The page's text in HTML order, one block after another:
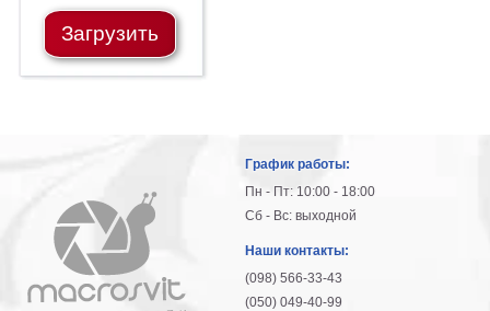
Загрузить
График работы:
Пн - Пт: 10:00 - 18:00
Сб - Вс: выходной
Наши контакты:
(098) 566-33-43
(050) 049-40-99